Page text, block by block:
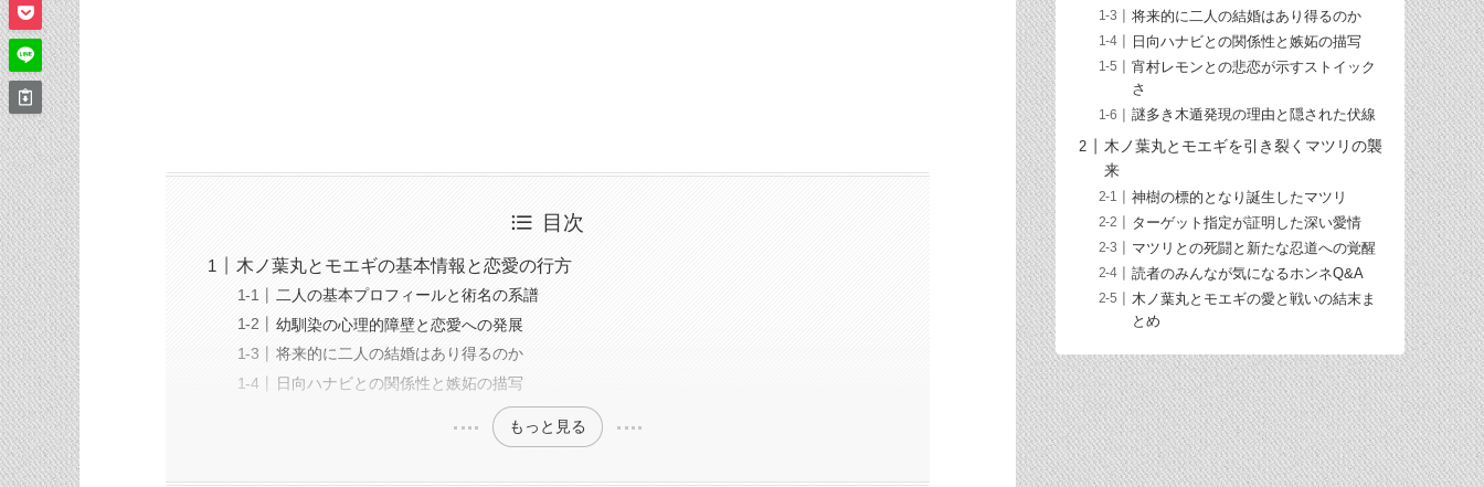
目次
木ノ葉丸とモエギの基本情報と恋愛の行方
二人の基本プロフィールと術名の系譜
幼馴染の心理的障壁と恋愛への発展
将来的に二人の結婚はあり得るのか
日向ハナビとの関係性と嫉妬の描写
もっと見る
将来的に二人の結婚はあり得るのか
日向ハナビとの関係性と嫉妬の描写
宵村レモンとの悲恋が示すストイック
さ
謎多き木遁発現の理由と隠された伏線
木ノ葉丸とモエギを引き裂くマツリの襲
来
神樹の標的となり誕生したマツリ
ターゲット指定が証明した深い愛情
マツリとの死闘と新たな忍道への覚醒
読者のみんなが気になるホンネQ&A
木ノ葉丸とモエギの愛と戦いの結末ま
とめ